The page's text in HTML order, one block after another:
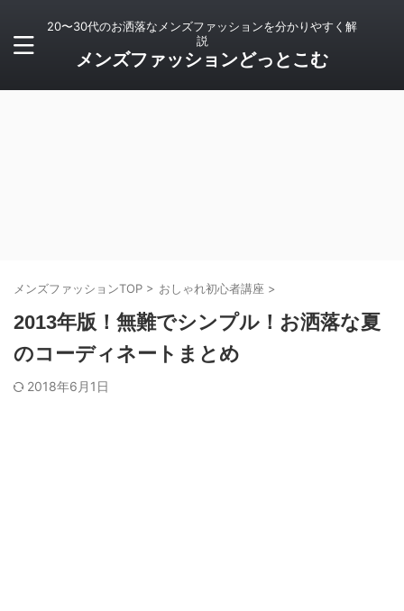
20〜30代のお洒落なメンズファッションを分かりやすく解
説
メンズファッションどっとこむ
メンズファッションTOP > おしゃれ初心者講座 >
2013年版！無難でシンプル！お洒落な夏
のコーディネートまとめ
2018年6月1日